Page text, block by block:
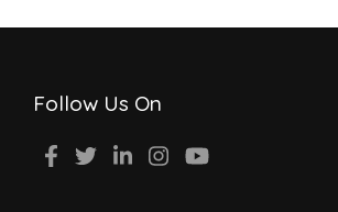
Follow Us On